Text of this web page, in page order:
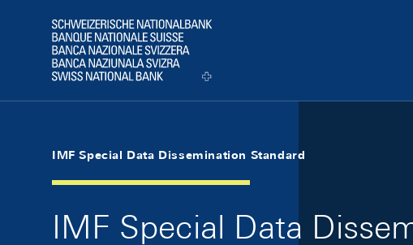
Logo
IMF Special Data Dissemination Standard
IMF Special Data